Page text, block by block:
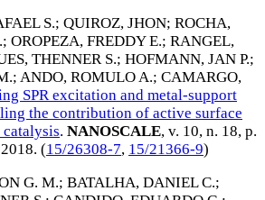
S.; QUIROZ, JHON; ROCHA,
; OROPEZA, FREDDY E.; RANGEL,
THENNER S.; HOFMANN, JAN P.;
; ANDO, ROMULO A.; CAMARGO,
SPR excitation and metal-support
the contribution of active surface
. NANOSCALE, v. 10, n. 18, p.
. (15/26308-7, 15/21366-9)
G. M.; BATALHA, DANIEL C.;